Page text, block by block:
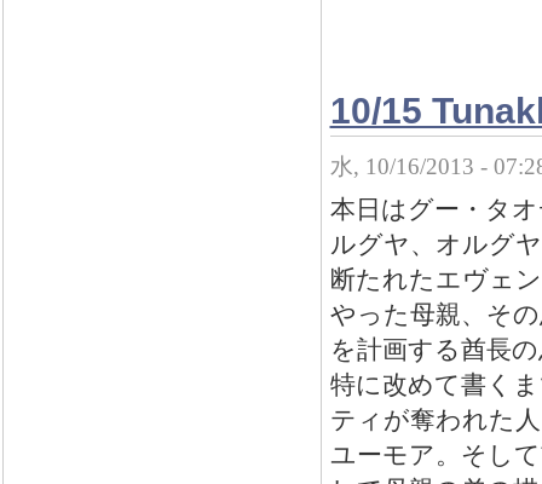
10/15
水, 10/16/2013 -
本日はグー・タ
ルグヤ、オルグ
断たれたエヴェ
やった母親、そ
を計画する酋長
特に改めて書く
ティが奪われた
ユーモア。そし